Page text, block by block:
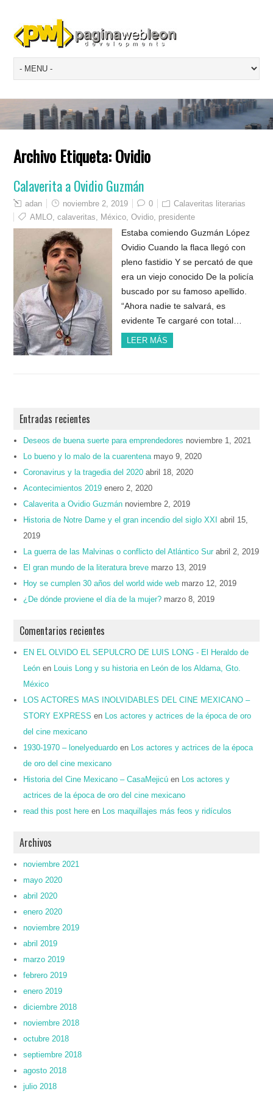
Archivo Etiqueta:Ovidio
Calaverita a Ovidio Guzmán
adan noviembre 2, 2019 0
Calaveritas literarias
AMLO ,calaveritas México ,Ovidio presidente
Estaba comiendo Guzmán López
Ovidio Cuando la flaca llegó con
pleno fastidio Y se percató de que
era un viejo conocido De la policía
buscado por su famoso apellido.
“Ahora nadie te salvará, es
evidente Te cargaré con total…
LEER MÁS
Entradas recientes
Deseos de buena suerte para emprendedores noviembre 1, 2021
Lo bueno y lo malo de la cuarentena mayo 9, 2020
Coronavirus y la tragedia del 2020 abril 18, 2020
Acontecimientos 2019 enero 2, 2020
Calaverita a Ovidio Guzmán noviembre 2, 2019
Historia de Notre Dame y el gran incendio del siglo XXI abril 15,
2019
La guerra de las Malvinas o conflicto del Atlántico Sur abril 2, 2019
El gran mundo de la literatura breve marzo 13, 2019
Hoy se cumplen 30 años del world wide web marzo 12, 2019
¿De dónde proviene el día de la mujer? marzo 8, 2019
Comentarios recientes
EN EL OLVIDO EL SEPULCRO DE LUIS LONG - El Heraldo de
León en Louis Long y su historia en León de los Aldama, Gto.
México
LOS ACTORES MAS INOLVIDABLES DEL CINE MEXICANO –
STORY EXPRESS en Los actores y actrices de la época de oro
del cine mexicano
1930-1970 – lonelyeduardo en Los actores y actrices de la época
de oro del cine mexicano
Historia del Cine Mexicano – CasaMejicú en Los actores y
actrices de la época de oro del cine mexicano
read this post here en Los maquillajes más feos y ridículos
Archivos
noviembre 2021
mayo 2020
abril 2020
enero 2020
noviembre 2019
abril 2019
marzo 2019
febrero 2019
enero 2019
diciembre 2018
noviembre 2018
octubre 2018
septiembre 2018
agosto 2018
julio 2018